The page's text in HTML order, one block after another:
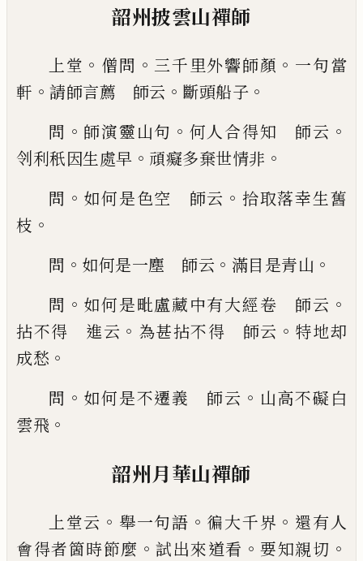
韶州披雲山禪師
上堂 。 僧問 。 三千里外響師顏 。 一句當
軒 。 請師言薦 師云 。 斷頭船子 。
問 。 師演靈山句 。 何人合得知 師云 。
刢利秖因生處早 。 頑癡多棄世情非 。
問 。 如何是色空 師云 。 拾取落幸生舊
枝 。
問 。 如何是一塵 師云 。 滿目是青山 。
問 。 如何是毗盧藏中有大經卷 師云 。
拈不得 進云 。 為甚拈不得 師云 。 特地却
成愁 。
問 。 如何是不遷義 師云 。 山高不礙白
雲飛 。
韶州月華山禪師
上堂云 。 舉一句語 。 徧大千界 。 還有人
會得者箇時節麼 。試出來道看 。要知親切 。